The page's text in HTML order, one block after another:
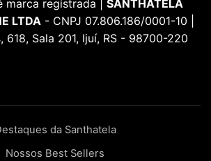
marca registrada | SANTHATELA
LTDA - CNPJ 07.806.186/0001-10 |
618, Sala 201, Ijuí, RS - 98700-220
da Santhatela
Nossos Best Sellers